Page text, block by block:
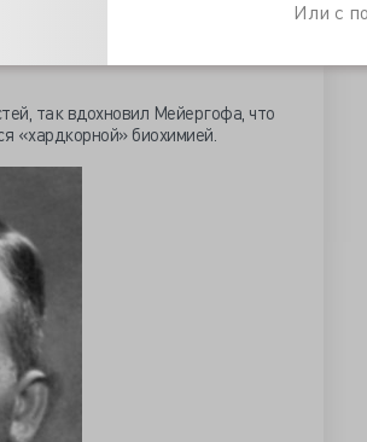
Или с
полностью
лауреатами и ни разу
так вдохновил Мейергофа, что
«хардкорной» биохимией.